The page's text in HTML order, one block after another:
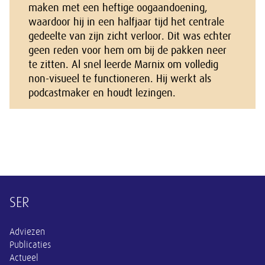
maken met een heftige oogaandoening,
waardoor hij in een halfjaar tijd het centrale
gedeelte van zijn zicht verloor. Dit was echter
geen reden voor hem om bij de pakken neer
te zitten. Al snel leerde Marnix om volledig
non-visueel te functioneren. Hij werkt als
podcastmaker en houdt lezingen.
Overige informatie
SER
Adviezen
Publicaties
Actueel